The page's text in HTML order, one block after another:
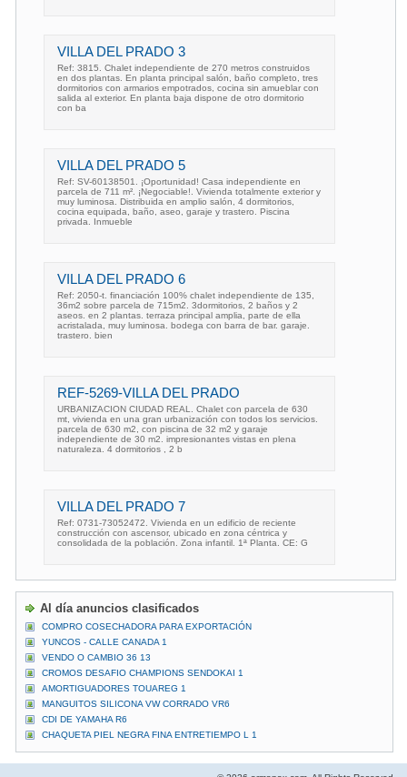
VILLA DEL PRADO 3
Ref: 3815. Chalet independiente de 270 metros construidos
en dos plantas. En planta principal salón, baño completo, tres
dormitorios con armarios empotrados, cocina sin amueblar con
salida al exterior. En planta baja dispone de otro dormitorio
con ba
VILLA DEL PRADO 5
Ref: SV-60138501. ¡Oportunidad! Casa independiente en
parcela de 711 m². ¡Negociable!. Vivienda totalmente exterior y
muy luminosa. Distribuida en amplio salón, 4 dormitorios,
cocina equipada, baño, aseo, garaje y trastero. Piscina
privada. Inmueble
VILLA DEL PRADO 6
Ref: 2050-t. financiación 100% chalet independiente de 135,
36m2 sobre parcela de 715m2. 3dormitorios, 2 baños y 2
aseos. en 2 plantas. terraza principal amplia, parte de ella
acristalada, muy luminosa. bodega con barra de bar. garaje.
trastero. bien
REF-5269-VILLA DEL PRADO
URBANIZACION CIUDAD REAL. Chalet con parcela de 630
mt, vivienda en una gran urbanización con todos los servicios.
parcela de 630 m2, con piscina de 32 m2 y garaje
independiente de 30 m2. impresionantes vistas en plena
naturaleza. 4 dormitorios , 2 b
VILLA DEL PRADO 7
Ref: 0731-73052472. Vivienda en un edificio de reciente
construcción con ascensor, ubicado en zona céntrica y
consolidada de la población. Zona infantil. 1ª Planta. CE: G
Al día anuncios clasificados
COMPRO COSECHADORA PARA EXPORTACIÓN
YUNCOS - CALLE CANADA 1
VENDO O CAMBIO 36 13
CROMOS DESAFIO CHAMPIONS SENDOKAI 1
AMORTIGUADORES TOUAREG 1
MANGUITOS SILICONA VW CORRADO VR6
CDI DE YAMAHA R6
CHAQUETA PIEL NEGRA FINA ENTRETIEMPO L 1